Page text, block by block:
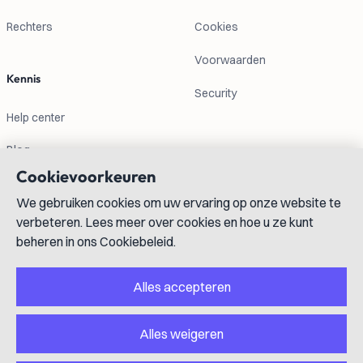
Rechters
Kennis
Help center
Blog
Cookies
Voorwaarden
Security
Contactgegevens
info@lexboost.com
GitHubYouTube
Cookievoorkeuren
We gebruiken cookies om uw ervaring op onze website te
verbeteren. Lees meer over cookies en hoe u ze kunt
beheren in ons Cookiebeleid.
Alles accepteren
Alles weigeren